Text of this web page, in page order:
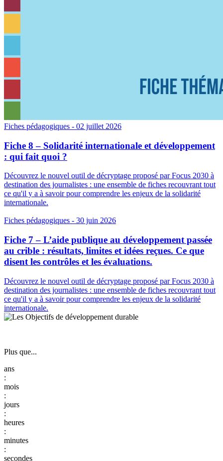
Fiches pédagogiques - 02 juillet 2026
Fiche 8 – Solidarité internationale et développement
: qui fait quoi ?
Découvrez le nouvel outil de décryptage proposé par Focus 2030 à
destination des journalistes : une ensemble de fiches recouvrant tout
ce qu'il y a à savoir pour comprendre les enjeux de la solidarité
internationale.
Fiches pédagogiques - 30 juin 2026
Fiche 7 – L’aide publique au développement passée
au crible : résultats, limites et idées reçues. Ce que
disent les contrôles et les évaluations.
Découvrez le nouvel outil de décryptage proposé par Focus 2030 à
destination des journalistes : une ensemble de fiches recouvrant tout
ce qu'il y a à savoir pour comprendre les enjeux de la solidarité
internationale.
Plus que...
:
:
:
:
: